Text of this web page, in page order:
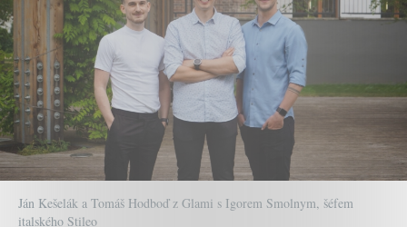
Ján Kešelák a Tomáš Hodboď z Glami s Igorem Smolnym, šéfem
italského Stileo